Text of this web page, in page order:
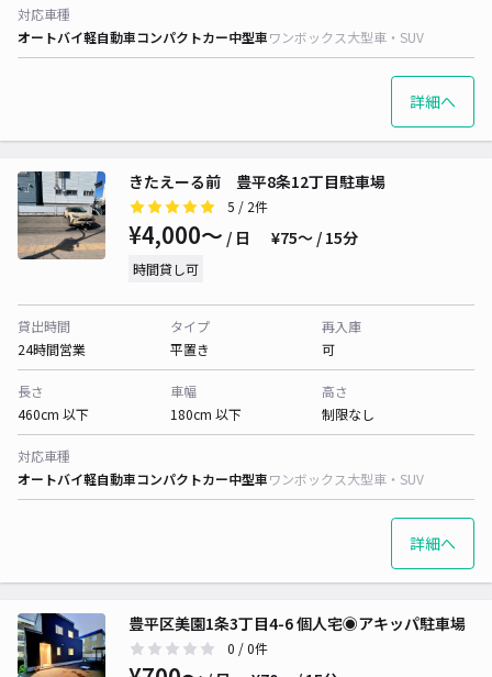
対応車種
オートバイ軽自動車コンパクトカー中型車ワンボックス大型車・SUV
詳細へ
きたえーる前 豊平8条12丁目駐車場
5 / 2件
¥4,000〜 / 日 ¥75〜 / 15分
時間貸し可
貸出時間
24時間営業
タイプ
平置き
再入庫
可
長さ
460cm 以下
車幅
180cm 以下
高さ
制限なし
対応車種
オートバイ軽自動車コンパクトカー中型車ワンボックス大型車・SUV
詳細へ
豊平区美園1条3丁目4-6 個人宅◉アキッパ駐車場
0 / 0件